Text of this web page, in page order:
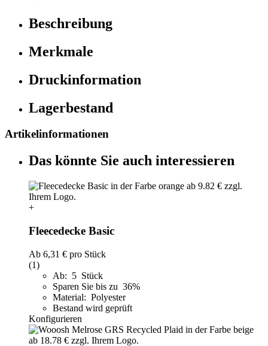
Beschreibung
Merkmale
Druckinformation
Lagerbestand
Artikelinformationen
Das könnte Sie auch interessieren
+
Fleecedecke Basic
Ab 6,31 € pro Stück
(1)
Ab: 5 Stück
Sparen Sie bis zu 36%
Material: Polyester
Bestand wird geprüft
Konfigurieren